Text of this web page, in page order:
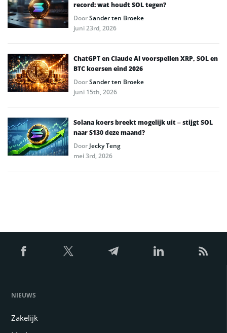
record: wat houdt SOL tegen?
DoorSander ten Broeke
juni 23rd, 2026
ChatGPT en Claude AI voorspellen XRP, SOL en
BTC koersen eind 2026
DoorSander ten Broeke
juni 15th, 2026
Solana koers breekt mogelijk uit – stijgt SOL
naar $130 deze maand?
DoorJecky Teng
mei 3rd, 2026
NIEUWS
Zakelijk